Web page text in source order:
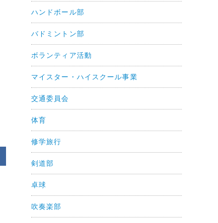
ハンドボール部
バドミントン部
ボランティア活動
マイスター・ハイスクール事業
交通委員会
体育
修学旅行
剣道部
卓球
吹奏楽部